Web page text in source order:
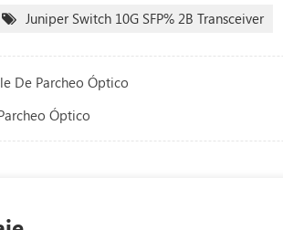
Juniper Switch 10G SFP% 2B Transceiver
De Parcheo Óptico
Óptico